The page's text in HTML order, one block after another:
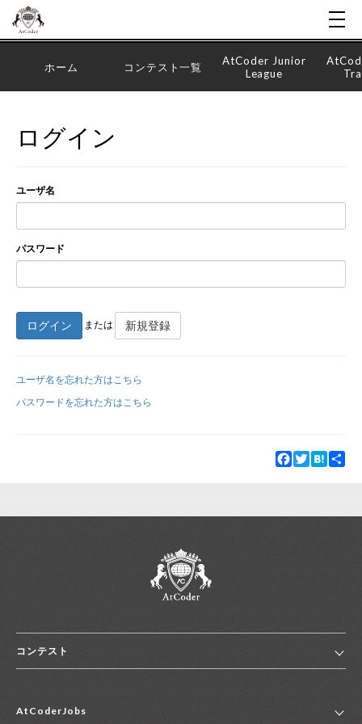
新規登録
ホーム コンテスト一覧
AtCoder Junior
League
ログイン
ユーザ名
パスワード
ログイン または 新規登録
ユーザ名を忘れた方はこちら
パスワードを忘れた方はこちら
Facebook
TwitterHatena
コンテスト
コンテスト一覧
AtCoderJobs